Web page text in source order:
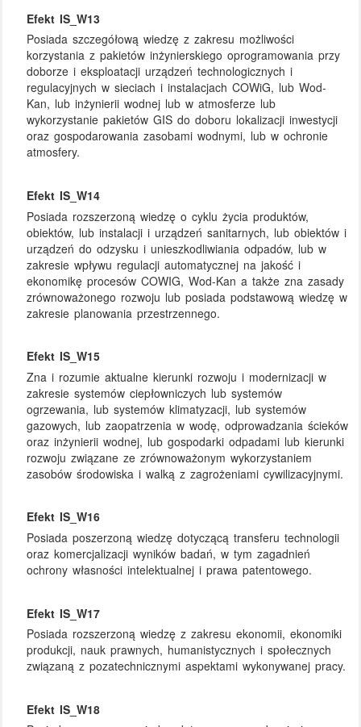
Efekt IS_W13
Posiada szczegółową wiedzę z zakresu możliwości
korzystania z pakietów inżynierskiego oprogramowania przy
doborze i eksploatacji urządzeń technologicznych i
regulacyjnych w sieciach i instalacjach COWiG, lub Wod-
Kan, lub inżynierii wodnej lub w atmosferze lub
wykorzystanie pakietów GIS do doboru lokalizacji inwestycji
oraz gospodarowania zasobami wodnymi, lub w ochronie
atmosfery.
Efekt IS_W14
Posiada rozszerzoną wiedzę o cyklu życia produktów,
obiektów, lub instalacji i urządzeń sanitarnych, lub obiektów i
urządzeń do odzysku i unieszkodliwiania odpadów, lub w
zakresie wpływu regulacji automatycznej na jakość i
ekonomikę procesów COWIG, Wod-Kan a także zna zasady
zrównoważonego rozwoju lub posiada podstawową wiedzę w
zakresie planowania przestrzennego.
Efekt IS_W15
Zna i rozumie aktualne kierunki rozwoju i modernizacji w
zakresie systemów ciepłowniczych lub systemów
ogrzewania, lub systemów klimatyzacji, lub systemów
gazowych, lub zaopatrzenia w wodę, odprowadzania ścieków
oraz inżynierii wodnej, lub gospodarki odpadami lub kierunki
rozwoju związane ze zrównoważonym wykorzystaniem
zasobów środowiska i walką z zagrożeniami cywilizacyjnymi.
Efekt IS_W16
Posiada poszerzoną wiedzę dotyczącą transferu technologii
oraz komercjalizacji wyników badań, w tym zagadnień
ochrony własności intelektualnej i prawa patentowego.
Efekt IS_W17
Posiada rozszerzoną wiedzę z zakresu ekonomii, ekonomiki
produkcji, nauk prawnych, humanistycznych i społecznych
związaną z pozatechnicznymi aspektami wykonywanej pracy.
Efekt IS_W18